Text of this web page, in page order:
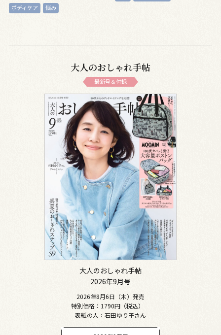
ボディケア 悩み
大人のおしゃれ手帖
最新号＆付録
大人のおしゃれ手帖
2026年9月号
2026年8月6日（木）発売
特別価格：1790円（税込）
表紙の人：石田ゆり子さん